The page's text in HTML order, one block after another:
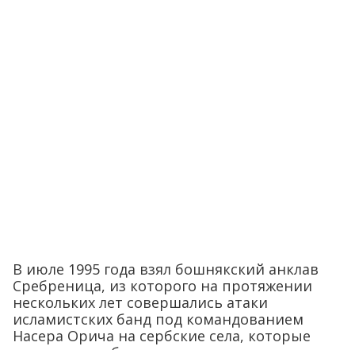
В июле 1995 года взял бошнякский анклав
Сребреница, из которого на протяжении
нескольких лет совершались атаки
исламистских банд под командованием
Насера Орича на сербские села, которые